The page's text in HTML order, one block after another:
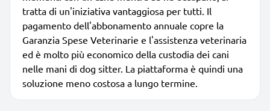
tratta di un'iniziativa vantaggiosa per tutti. Il
pagamento dell'abbonamento annuale copre la
Garanzia Spese Veterinarie e l'assistenza veterinaria
ed è molto più economico della custodia dei cani
nelle mani di dog sitter. La piattaforma è quindi una
soluzione meno costosa a lungo termine.